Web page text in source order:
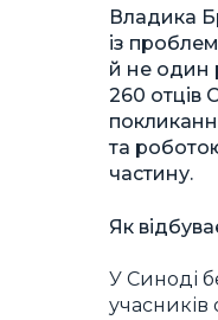
Владика
із
й не один
260 отців
та
частину.
Як
У Синоді